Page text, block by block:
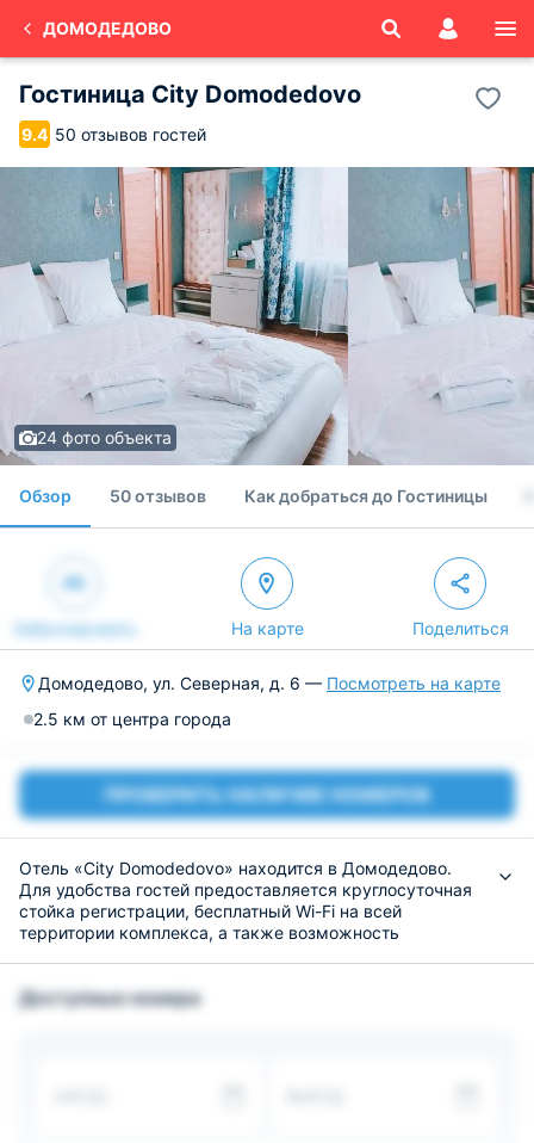
ДОМОДЕДОВО
Гостиница City Domodedovo
9.4 50 отзывов гостей
24 фото объекта
Обзор 50 отзывов Как добраться до Гостиницы
Забронировать На карте Поделиться
Домодедово, ул. Северная, д. 6 — Посмотреть на карте
2.5 км от центра города
ПРОВЕРИТЬ НАЛИЧИЕ НОМЕРОВ
Отель «City Domodedovo» находится в Домодедово.
Для удобства гостей предоставляется круглосуточная
стойка регистрации, бесплатный Wi-Fi на всей
территории комплекса, а также возможность
современной мебелью и техникой, кондиционером,
Доступные номера